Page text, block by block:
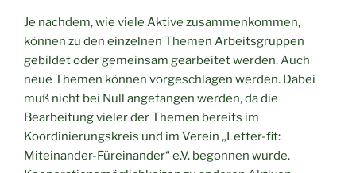
Je nachdem, wie viele Aktive zusammenkommen,
können zu den einzelnen Themen Arbeitsgruppen
gebildet oder gemeinsam gearbeitet werden. Auch
neue Themen können vorgeschlagen werden. Dabei
muß nicht bei Null angefangen werden, da die
Bearbeitung vieler der Themen bereits im
Koordinierungskreis und im Verein „Letter-fit:
Miteinander-Füreinander“ e.V. begonnen wurde.